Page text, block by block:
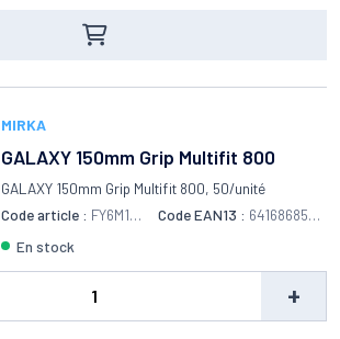
MIRKA
GALAXY 150mm Grip Multifit 800
GALAXY 150mm Grip Multifit 800, 50/unité
Code article : FY6M105
Code EAN13 : 6416868554
en stock
+